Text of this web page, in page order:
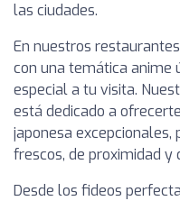
las ciudades.
En nuestros
con una temática anime
especial a tu visita.
está dedicado a
japonesa excepcionales,
frescos, de proximidad y
Desde los fideos